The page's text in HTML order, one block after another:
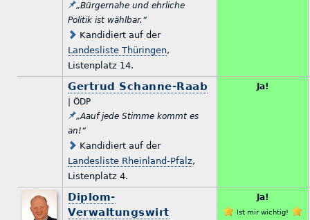
„Bürgernahe und ehrliche
Politik ist wählbar.“
Kandidiert auf der
Landesliste Thüringen,
Listenplatz 14.
Gertrud Schanne-Raab
| ÖDP
„Aauf jede Stimme kommt es
an!“
Kandidiert auf der
Landesliste Rheinland-Pfalz,
Listenplatz 4.
Ja!
Diplom-
Verwaltungswirt
Ja!
Ist mir wichtig!